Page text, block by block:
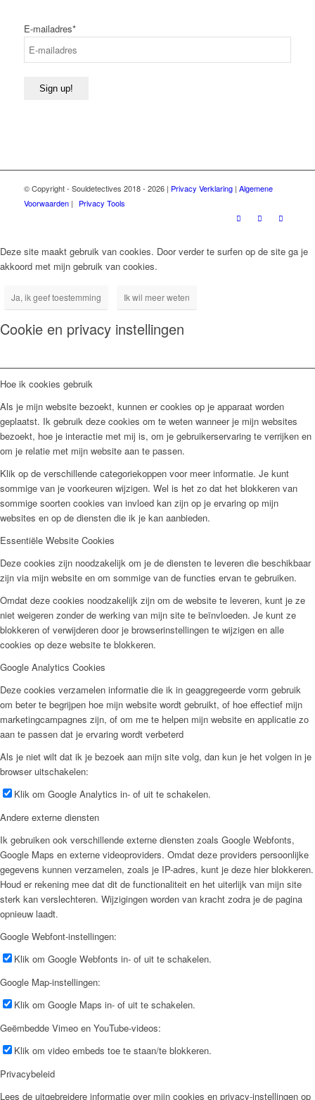
E-mailadres*
Sign up!
© Copyright - Souldetectives 2018 - 2026 | Privacy Verklaring| Algemene
Voorwaarden| Privacy Tools
Deze site maakt gebruik van cookies. Door verder te surfen op de site ga je
akkoord met mijn gebruik van cookies.
Ja, ik geef toestemming Ik wil meer weten
Cookie en privacy instellingen
Hoe ik cookies gebruik
Als je mijn website bezoekt, kunnen er cookies op je apparaat worden
geplaatst. Ik gebruik deze cookies om te weten wanneer je mijn websites
bezoekt, hoe je interactie met mij is, om je gebruikerservaring te verrijken en
om je relatie met mijn website aan te passen.
Klik op de verschillende categoriekoppen voor meer informatie. Je kunt
sommige van je voorkeuren wijzigen. Wel is het zo dat het blokkeren van
sommige soorten cookies van invloed kan zijn op je ervaring op mijn
websites en op de diensten die ik je kan aanbieden.
Essentiële Website Cookies
Deze cookies zijn noodzakelijk om je de diensten te leveren die beschikbaar
zijn via mijn website en om sommige van de functies ervan te gebruiken.
Omdat deze cookies noodzakelijk zijn om de website te leveren, kunt je ze
niet weigeren zonder de werking van mijn site te beïnvloeden. Je kunt ze
blokkeren of verwijderen door je browserinstellingen te wijzigen en alle
cookies op deze website te blokkeren.
Google Analytics Cookies
Deze cookies verzamelen informatie die ik in geaggregeerde vorm gebruik
om beter te begrijpen hoe mijn website wordt gebruikt, of hoe effectief mijn
marketingcampagnes zijn, of om me te helpen mijn website en applicatie zo
aan te passen dat je ervaring wordt verbeterd
Als je niet wilt dat ik je bezoek aan mijn site volg, dan kun je het volgen in je
browser uitschakelen:
Klik om Google Analytics in- of uit te schakelen.
Andere externe diensten
Ik gebruiken ook verschillende externe diensten zoals Google Webfonts,
Google Maps en externe videoproviders. Omdat deze providers persoonlijke
gegevens kunnen verzamelen, zoals je IP-adres, kunt je deze hier blokkeren.
Houd er rekening mee dat dit de functionaliteit en het uiterlijk van mijn site
sterk kan verslechteren. Wijzigingen worden van kracht zodra je de pagina
opnieuw laadt.
Google Webfont-instellingen:
Klik om Google Webfonts in- of uit te schakelen.
Google Map-instellingen:
Klik om Google Maps in- of uit te schakelen.
Geëmbedde Vimeo en YouTube-videos:
Klik om video embeds toe te staan/te blokkeren.
Privacybeleid
Lees de uitgebreidere informatie over mijn cookies en privacy-instellingen op